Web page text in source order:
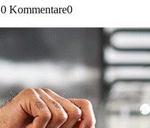
0 Kommentare0